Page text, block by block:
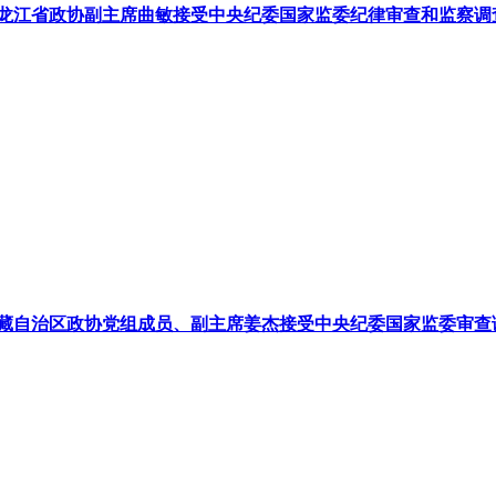
江省政协副主席曲敏接受中央纪委国家监委纪律审查和监察调
自治区政协党组成员、副主席姜杰接受中央纪委国家监委审查